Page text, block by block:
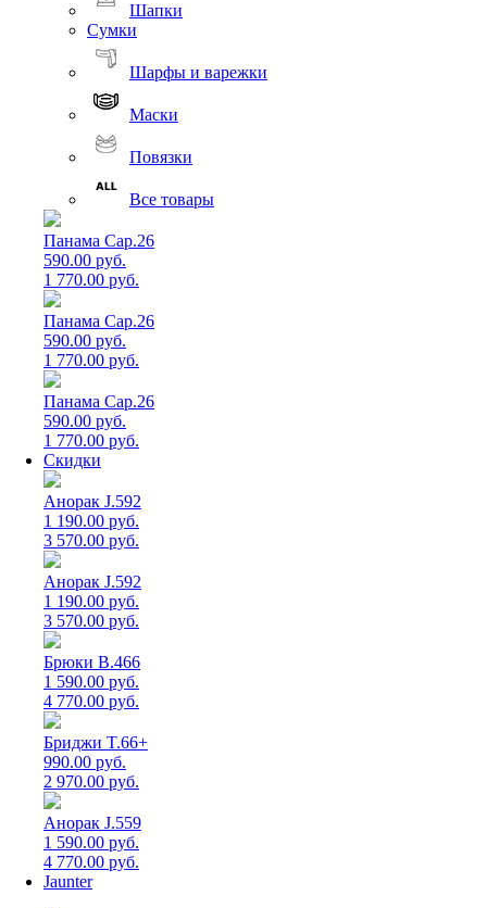
Шапки
Сумки
Шарфы и варежки
Маски
Повязки
Все товары
Панама Cap.26
590.00 руб.
1 770.00 руб.
Панама Cap.26
590.00 руб.
1 770.00 руб.
Панама Cap.26
590.00 руб.
1 770.00 руб.
Скидки
Анорак J.592
1 190.00 руб.
3 570.00 руб.
Анорак J.592
1 190.00 руб.
3 570.00 руб.
Брюки B.466
1 590.00 руб.
4 770.00 руб.
Бриджи T.66+
990.00 руб.
2 970.00 руб.
Анорак J.559
1 590.00 руб.
4 770.00 руб.
Jaunter